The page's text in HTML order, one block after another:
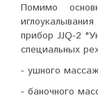
Помимо
прибор JJQ-2
специальных
- ушного
- баночного